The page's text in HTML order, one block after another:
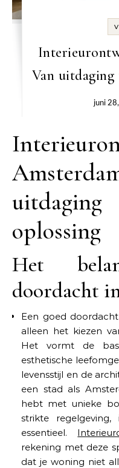
Van
juni
oplossing
Het
doordacht
Een goed
alleen het kiezen
Het vormt de
esthetische
levensstijl en de
een stad als
hebt met unieke
strikte
essentieel.
rekening met deze
dat je woning niet